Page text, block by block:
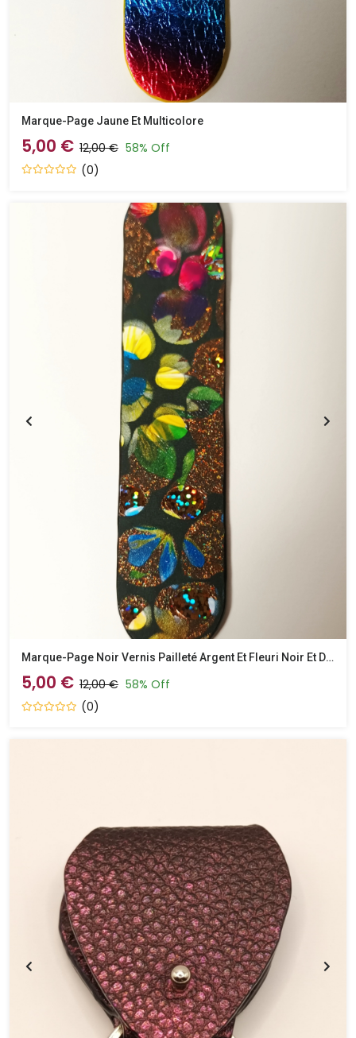
Marque-Page Jaune Et Multicolore
5,00 € 12,00 € 58% Off
(0)
Marque-Page Noir Vernis Pailleté Argent Et Fleuri Noir Et Doré
5,00 € 12,00 € 58% Off
(0)